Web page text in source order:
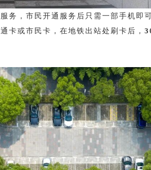
务，市民开通服务后只需一部手机即
卡或市民卡，在地铁出站处刷卡后，